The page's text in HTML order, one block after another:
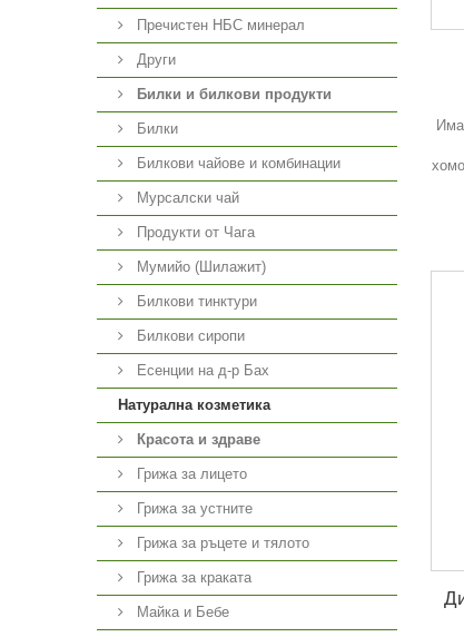
Пречистен НБС минерал
Други
Билки и билкови продукти
Билки
Билкови чайове и комбинации
Мурсалски чай
Продукти от Чага
Мумийо (Шилажит)
Билкови тинктури
Билкови сиропи
Есенции на д-р Бах
Натурална козметика
Красота и здраве
Грижа за лицето
Грижа за устните
Грижа за ръцете и тялото
Грижа за краката
Майка и Бебе